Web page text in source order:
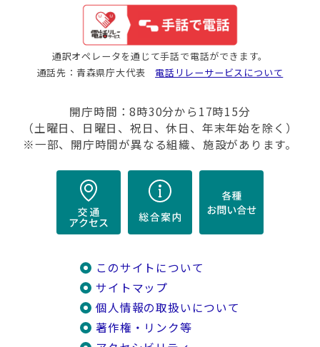
通訳オペレータを通じて手話で電話ができます。
通話先：青森県庁大代表 電話リレーサービスについて
開庁時間：8時30分から17時15分
（土曜日、日曜日、祝日、休日、年末年始を除く）
※一部、開庁時間が異なる組織、施設があります。
このサイトについて
サイトマップ
個人情報の取扱いについて
著作権・リンク等